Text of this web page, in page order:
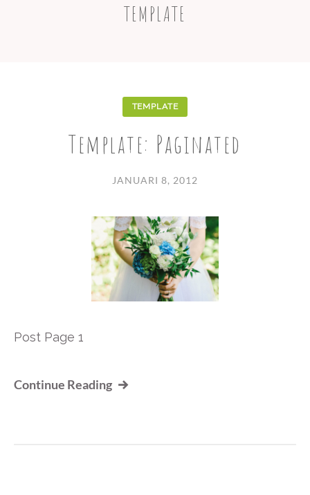
TEMPLATE
TEMPLATE
Template: Paginated
JANUARI 8, 2012
Post Page 1
Continue Reading